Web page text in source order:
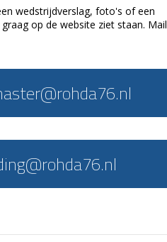
wedstrijdverslag, foto's of een
op de website ziet staan. Mail